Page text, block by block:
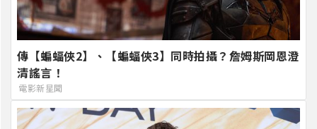
傳【蝙蝠俠2】、【蝙蝠俠3】同時拍攝？詹姆斯岡恩澄
清謠言！
電影新星聞